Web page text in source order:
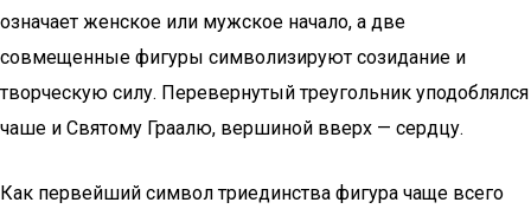
означает женское или мужское начало, а две
совмещенные фигуры символизируют созидание и
творческую силу. Перевернутый треугольник уподоблялся
чаше и Святому Граалю, вершиной вверх — сердцу.
Как первейший символ триединства фигура чаще всего